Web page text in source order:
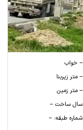
-- خواب
-- متر زیربنا
-- متر زمین
سال ساخت --
شماره طبقه: --